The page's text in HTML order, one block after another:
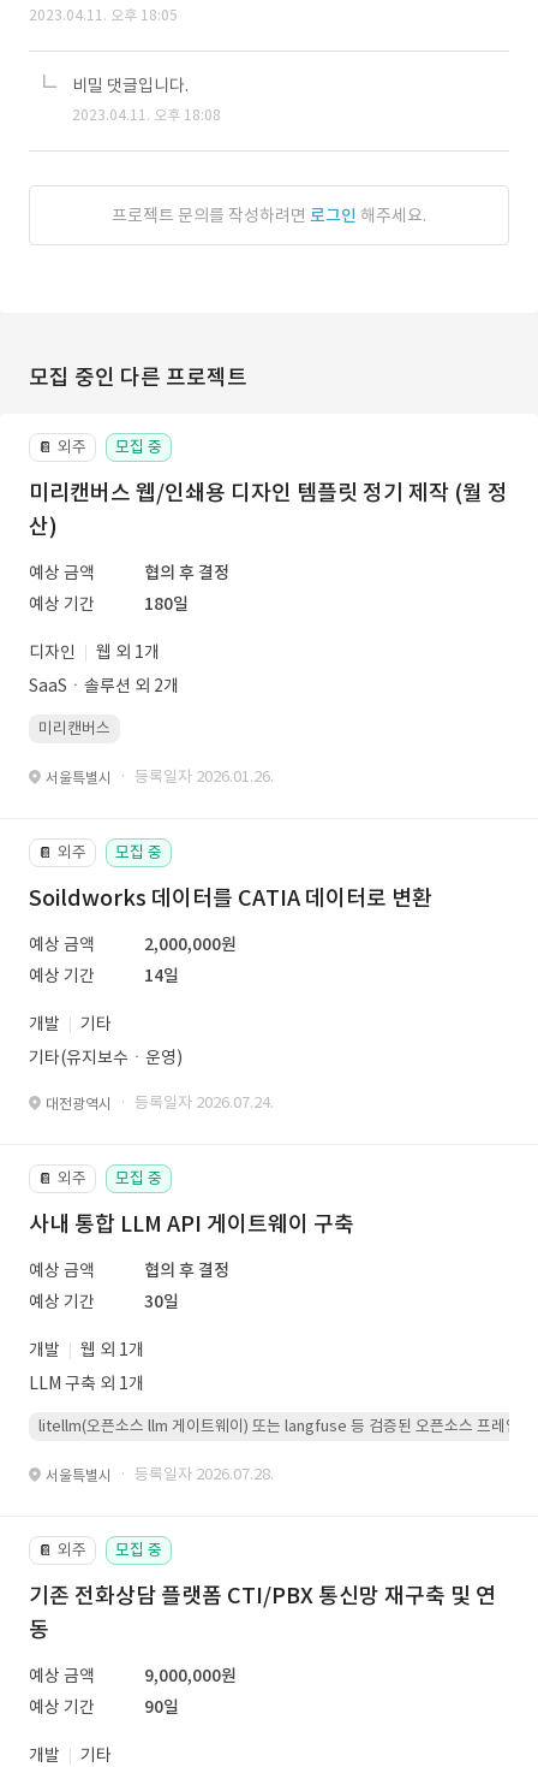
2023.04.11. 오후 18:05
비밀 댓글입니다.
2023.04.11. 오후 18:08
프로젝트 문의를 작성하려면 로그인 해주세요.
모집 중인 다른 프로젝트
📔 외주 모집 중
미리캔버스 웹/인쇄용 디자인 템플릿 정기 제작 (월 정
산)
예상 금액
협의 후 결정
예상 기간
180일
디자인
웹 외 1개
SaaSㆍ솔루션 외 2개
미리캔버스
서울특별시 · 등록일자 2026.01.26.
📔 외주 모집 중
Soildworks 데이터를 CATIA 데이터로 변환
예상 금액
2,000,000원
예상 기간
14일
개발
기타
기타(유지보수ㆍ운영)
대전광역시 · 등록일자 2026.07.24.
📔 외주 모집 중
사내 통합 LLM API 게이트웨이 구축
예상 금액
협의 후 결정
예상 기간
30일
개발
웹 외 1개
LLM 구축 외 1개
litellm(오픈소스 llm 게이트웨이) 또는 langfuse 등 검증된 오픈소스 프레임워
서울특별시 · 등록일자 2026.07.28.
📔 외주 모집 중
기존 전화상담 플랫폼 CTI/PBX 통신망 재구축 및 연
동
예상 금액
9,000,000원
예상 기간
90일
개발
기타